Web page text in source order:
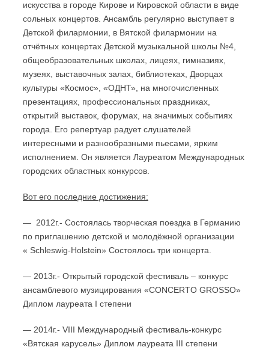
искусства в городе Кирове и Кировской области в виде
сольных концертов. Ансамбль регулярно выступает в
Детской филармонии, в Вятской филармонии на
отчётных концертах Детской музыкальной школы №4,
общеобразовательных школах, лицеях, гимназиях,
музеях, выставочных залах, библиотеках, Дворцах
культуры «Космос», «ОДНТ», на многочисленных
презентациях, профессиональных праздниках,
открытий выставок, форумах, на значимых событиях
города. Его репертуар радует слушателей
интересными и разнообразными пьесами, ярким
исполнением. Он является Лауреатом Международных
городских областных конкурсов.
Вот его последние достижения:
— 2012г.- Состоялась творческая поездка в Германию
по приглашению детской и молодёжной организации
« Schleswig-Holstein» Состоялось три концерта.
— 2013г.- Открытый городской фестиваль – конкурс
ансамблевого музицирования «CONCERTO GROSSO»
Диплом лауреата I степени
— 2014г.- VIII Международный фестиваль-конкурс
«Вятская карусель» Диплом лауреата III степени